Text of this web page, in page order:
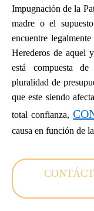
Impugnación de la
madre o el
encuentre
Herederos de aquel
está compuesta
pluralidad de
que este siendo
total confianza,
causa en función de